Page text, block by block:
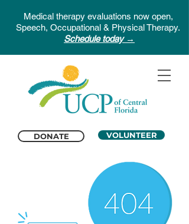
DONATE VOLUNTEER
Medical therapy evaluations now open,
Speech, Occupational & Physical Therapy.
Schedule today →